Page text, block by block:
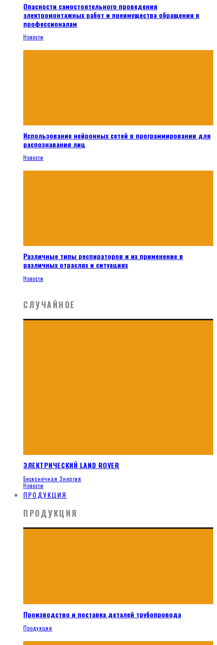
Опасности самостоятельного проведения
электромонтажных работ и преимущества обращения к
профессионалам
Новости
Использование нейронных сетей в программировании для
распознавания лиц
Новости
Различные типы респираторов и их применение в
различных отраслях и ситуациях
Новости
СЛУЧАЙНОЕ
ЭЛЕКТРИЧЕСКИЙ LAND ROVER
Бесконечная Энергия
Новости
ПРОДУКЦИЯ
ПРОДУКЦИЯ
Производство и поставка деталей трубопровода
Продукция